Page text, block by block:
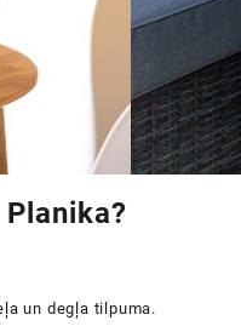
un degļa tilpuma.